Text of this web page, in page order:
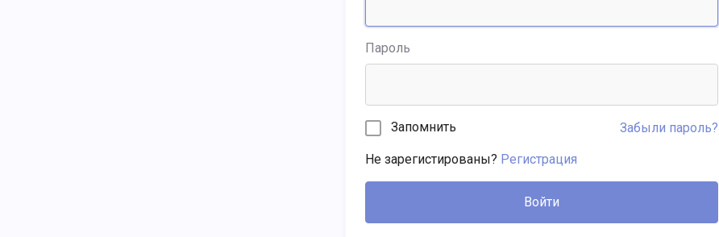
Пароль
Запомнить Забыли пароль?
Не зарегистированы? Регистрация